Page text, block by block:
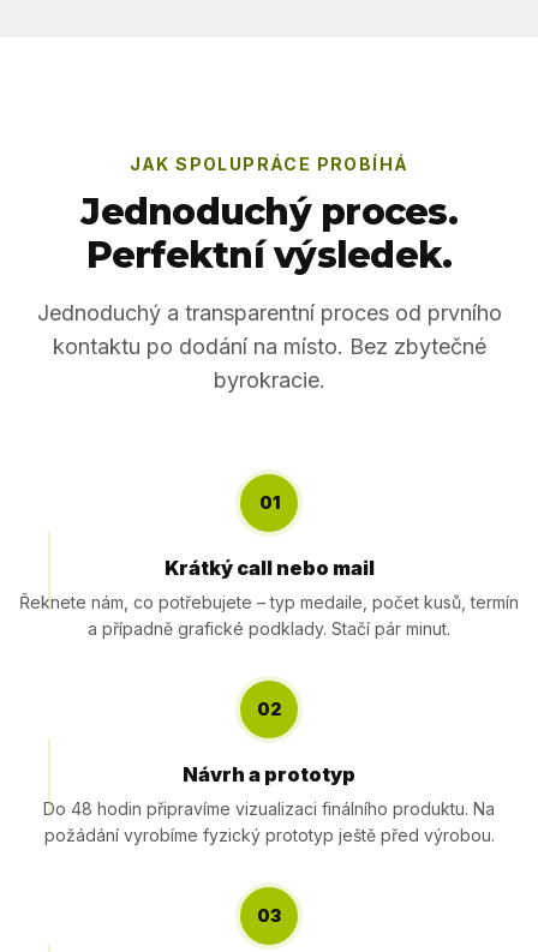
JAK SPOLUPRÁCE PROBÍHÁ
Jednoduchý proces.
Perfektní výsledek.
Jednoduchý a transparentní proces od prvního
kontaktu po dodání na místo. Bez zbytečné
byrokracie.
01
Krátký call nebo mail
Řeknete nám, co potřebujete – typ medaile, počet kusů, termín
a případně grafické podklady. Stačí pár minut.
02
Návrh a prototyp
Do 48 hodin připravíme vizualizaci finálního produktu. Na
požádání vyrobíme fyzický prototyp ještě před výrobou.
03